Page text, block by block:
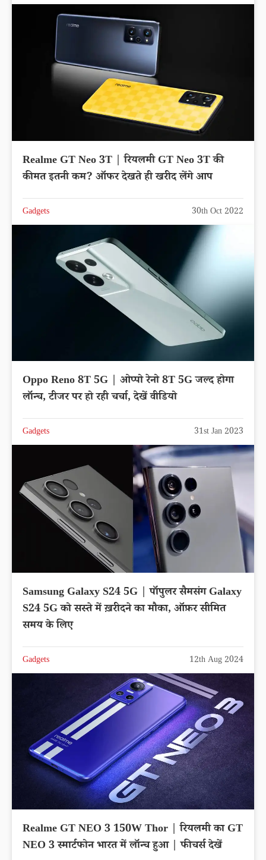
Realme GT Neo 3T | रियलमी GT Neo 3T की
कीमत इतनी कम? ऑफर देखते ही खरीद लेंगे आप
Gadgets 30th Oct 2022
Oppo Reno 8T 5G | ओप्पो रेनो 8T 5G जल्द होगा
लॉन्च, टीजर पर हो रही चर्चा, देखें वीडियो
Gadgets 31st Jan 2023
Samsung Galaxy S24 5G | पॉपुलर सैमसंग Galaxy
S24 5G को सस्ते में ख़रीदने का मौका, ऑफ़र सीमित
समय के लिए
Gadgets 12th Aug 2024
Realme GT NEO 3 150W Thor | रियलमी का GT
NEO 3 स्मार्टफोन भारत में लॉन्च हुआ | फीचर्स देखें